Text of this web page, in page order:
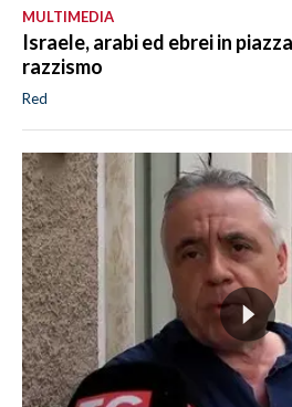
MULTIMEDIA
Israele, arabi ed ebrei in
razzismo
Red